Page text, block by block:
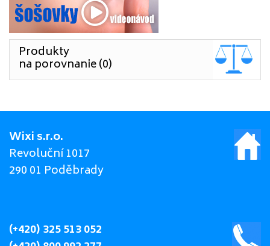
Produkty
na porovnanie (0)
Wixi s.r.o.
Revoluční 1017
290 01 Poděbrady
(+420) 325 513 052